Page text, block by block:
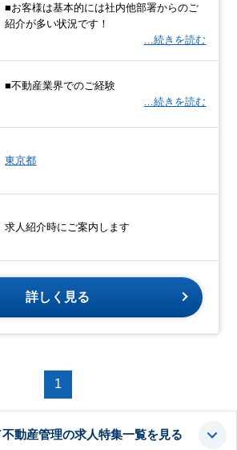
■お客様は基本的には社内他部署からのご
紹介が多い状況です！
…続きを読む
■不動産業界でのご経験
…続きを読む
東京都
求人紹介時にご案内します
詳しく見る
1
動産管理の求人特集一覧を見る